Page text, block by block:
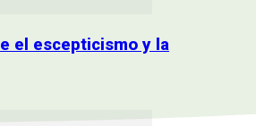
el escepticismo y la